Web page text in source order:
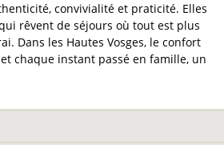
convivialité et praticité. Elles
rêvent de séjours où tout est plus
Dans les Hautes Vosges, le confort
chaque instant passé en famille, un